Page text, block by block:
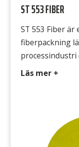
ST 553 FIBER
ST 553 Fiber
fiberpackning
förekommer.
ojämnheter.
varmvatten, […]
Läs mer +